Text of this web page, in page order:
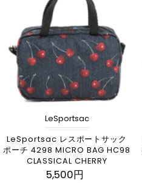
LeSportsac
LeSportsac レスポートサック
ポーチ 4298 MICRO BAG HC98
CLASSICAL CHERRY
5,500円